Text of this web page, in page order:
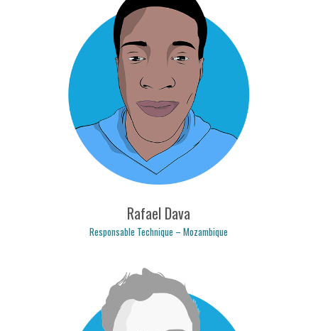
daniel.alves@logicpulse.com
Rafael Dava
Responsable Technique – Mozambique